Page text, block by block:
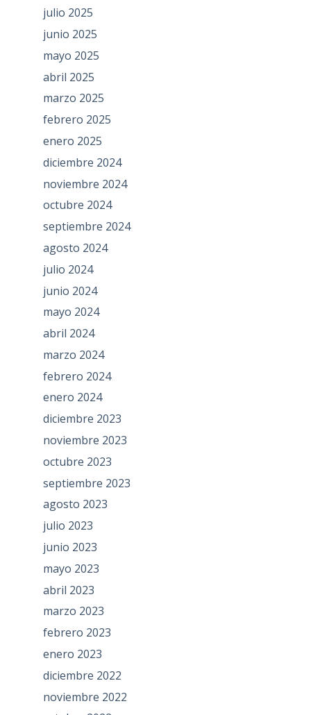
julio 2025
junio 2025
mayo 2025
abril 2025
marzo 2025
febrero 2025
enero 2025
diciembre 2024
noviembre 2024
octubre 2024
septiembre 2024
agosto 2024
julio 2024
junio 2024
mayo 2024
abril 2024
marzo 2024
febrero 2024
enero 2024
diciembre 2023
noviembre 2023
octubre 2023
septiembre 2023
agosto 2023
julio 2023
junio 2023
mayo 2023
abril 2023
marzo 2023
febrero 2023
enero 2023
diciembre 2022
noviembre 2022